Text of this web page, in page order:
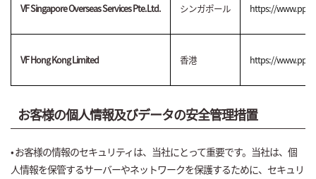
VF Singapore Overseas Services Pte.Ltd. シンガポール https://
VF Hong Kong Limited 香港 https://
お客様の個人情報及びデータの安全管理措置
• お客様の情報のセキュリティは、当社にとって重要です。当社は、個
人情報を保管するサーバーやネットワークを保護するために、セキュリ